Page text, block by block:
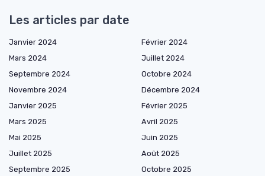
Les articles par date
Janvier 2024
Février 2024
Mars 2024
Juillet 2024
Septembre 2024
Octobre 2024
Novembre 2024
Décembre 2024
Janvier 2025
Février 2025
Mars 2025
Avril 2025
Mai 2025
Juin 2025
Juillet 2025
Août 2025
Septembre 2025
Octobre 2025